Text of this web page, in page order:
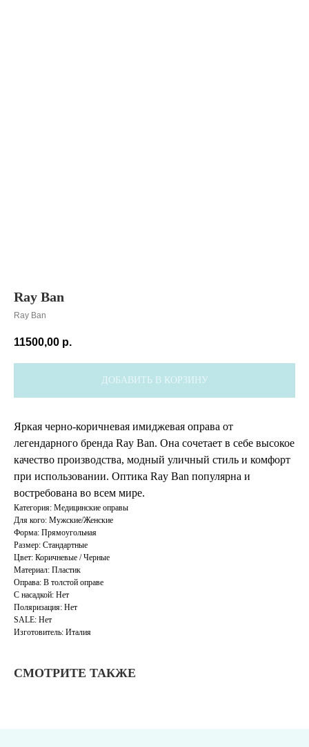
Ray Ban
Ray Ban
11500,00 р.
ДОБАВИТЬ В КОРЗИНУ
Яркая черно-коричневая имиджевая оправа от
легендарного бренда Ray Ban. Она сочетает в себе высокое
качество производства, модный уличный стиль и комфорт
при использовании. Оптика Ray Ban популярна и
востребована во всем мире.
Категория: Медицинские оправы
Для кого: Мужские/Женские
Форма: Прямоугольная
Размер: Стандартные
Цвет: Коричневые / Черные
Материал: Пластик
Оправа: В толстой оправе
С насадкой: Нет
Поляризация: Нет
SALE: Нет
Изготовитель: Италия
СМОТРИТЕ ТАКЖЕ